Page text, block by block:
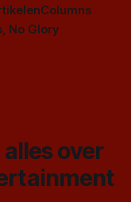
Columns
No Glory
over